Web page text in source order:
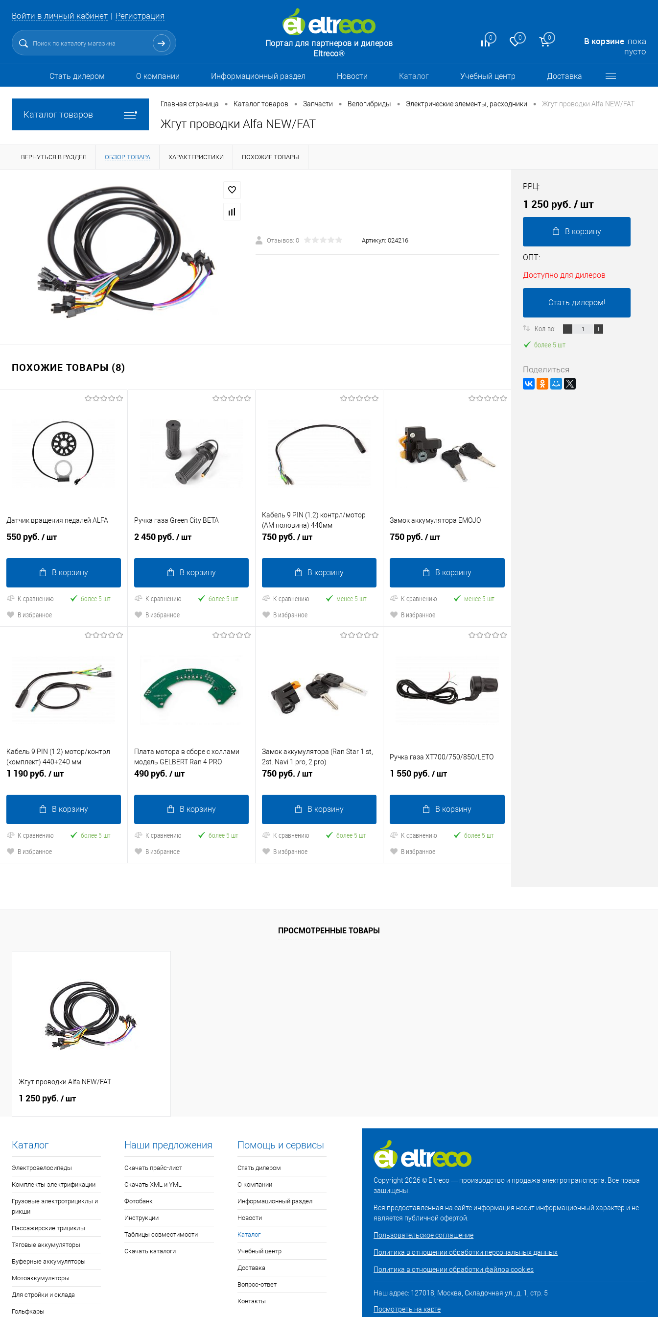
Войти в личный кабинет Регистрация
0 0 0 В корзине пока
пусто
Портал для партнеров и дилеров
Eltreco®
Стать дилером О компании Информационный раздел Новости Каталог Учебный центр Доставка
Каталог товаров
Главная страница • Каталог товаров • Запчасти • Велогибриды • Электрические элементы, расходники • Жгут проводки Alfa NEW/FAT
Жгут проводки Alfa NEW/FAT
ВЕРНУТЬСЯ В РАЗДЕЛ ОБЗОР ТОВАРА ХАРАКТЕРИСТИКИ ПОХОЖИЕ ТОВАРЫ
Отзывов: 0 Артикул: 024216
ПОХОЖИЕ ТОВАРЫ (8)
Датчик вращения педалей ALFA
550 руб. / шт
В корзину
К сравнению
более 5 шт
В избранное
Ручка газа Green City BETA
2 450 руб. / шт
В корзину
К сравнению
более 5 шт
В избранное
Кабель 9 PIN (1.2) контрл/мотор
(AM половина) 440мм
750 руб. / шт
В корзину
К сравнению
менее 5 шт
В избранное
Замок аккумулятора EMOJO
750 руб. / шт
В корзину
К сравнению
менее 5 шт
В избранное
Кабель 9 PIN (1.2) мотор/контрл
(комплект) 440+240 мм
1 190 руб. / шт
В корзину
К сравнению
более 5 шт
В избранное
Плата мотора в сборе с холлами
модель GELBERT Ran 4 PRO
490 руб. / шт
В корзину
К сравнению
более 5 шт
В избранное
Замок аккумулятора (Ran Star 1 st,
2st. Navi 1 pro, 2 pro)
750 руб. / шт
В корзину
К сравнению
более 5 шт
В избранное
Ручка газа ХТ700/750/850/LETO
1 550 руб. / шт
В корзину
К сравнению
более 5 шт
В избранное
РРЦ:
1 250 руб. / шт
В корзину
ОПТ:
Доступно для дилеров
Стать дилером!
Кол-во:
более 5 шт
Поделиться
ПРОСМОТРЕННЫЕ ТОВАРЫ
Жгут проводки Alfa NEW/FAT
1 250 руб. / шт
Каталог
Электровелосипеды
Комплекты электрификации
Грузовые электротрициклы и
рикши
Пассажирские трициклы
Тяговые аккумуляторы
Буферные аккумуляторы
Мотоаккумуляторы
Для стройки и склада
Гольфкары
Наши предложения
Скачать прайс-лист
Скачать XML и YML
Фотобанк
Инструкции
Таблицы совместимости
Скачать каталоги
Помощь и сервисы
Стать дилером
О компании
Информационный раздел
Новости
Каталог
Учебный центр
Доставка
Вопрос-ответ
Контакты
Copyright 2026 © Eltreco — производство и продажа электротранспорта. Все права
защищены.
Вся предоставленная на сайте информация носит информационный характер и не
является публичной офертой.
Пользовательское соглашение
Политика в отношении обработки персональных данных
Политика в отношении обработки файлов cookies
Наш адрес: 127018, Москва, Складочная ул., д. 1, стр. 5
Посмотреть на карте